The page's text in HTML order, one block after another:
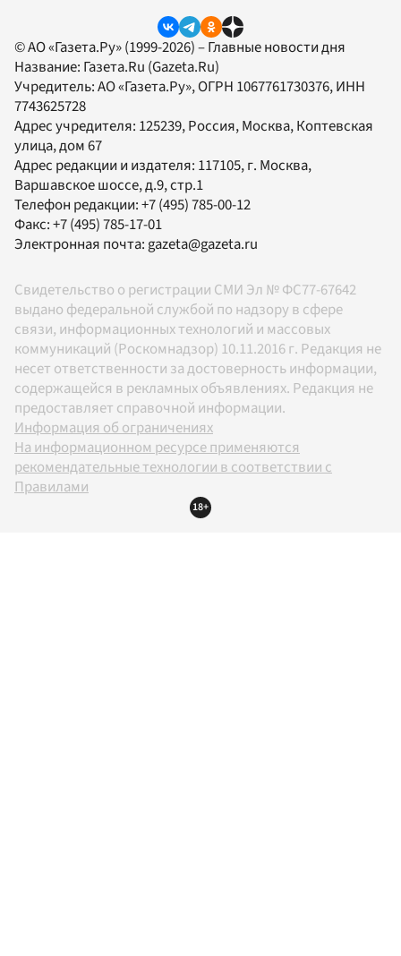
© АО «Газета.Ру» (1999-2026) – Главные новости дня
Название: Газета.Ru (Gazeta.Ru)
Учредитель:АО «Газета.Ру», ОГРН 1067761730376, ИНН
7743625728
Адрес учредителя: 125239, Россия, Москва, Коптевская
улица, дом 67
Адрес редакции и издателя: 117105, г. Москва,
Варшавское шоссе, д.9, стр.1
Телефон редакции:+7 (495) 785-00-12
Факс:+7 (495) 785-17-01
Электронная почта:gazeta@gazeta.ru
Свидетельство о регистрации СМИ Эл № ФС77-67642
выдано федеральной службой по надзору в сфере
связи, информационных технологий и массовых
коммуникаций (Роскомнадзор) 10.11.2016 г. Редакция не
несет ответственности за достоверность информации,
содержащейся в рекламных объявлениях. Редакция не
предоставляет справочной информации.
Информация об ограничениях
На информационном ресурсе применяются
рекомендательные технологии в соответствии с
Правилами
18+